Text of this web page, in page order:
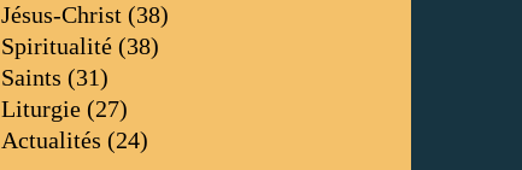
Jésus-Christ (38)
Spiritualité (38)
Saints (31)
Liturgie (27)
Actualités (24)